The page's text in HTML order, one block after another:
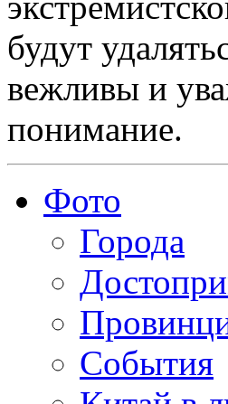
будут
вежливы и
понимание.
Фото
Города
События